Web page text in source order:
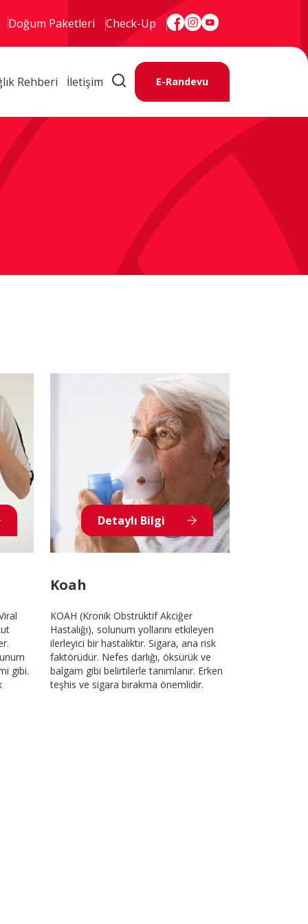
Doğum Paketleri Check-Up
Rehberi İletişim E-Randevu
Online Hizmetler
E-Randevu
E-Sonuç
Hasta Rehberi
Check Up Doğum Paketleri
0 (216) 397 5900
info@pendikyuzyilhastanesi.com
Fevzi Çakmak Mah, Tevfik İleri Cd.
No:105, 34890 Pendik/İstanbul
gibi.
Detaylı Bilgi
Koah
KOAH (Kronik Obstrüktif Akciğer
Hastalığı), solunum yollarını etkileyen
ilerleyici bir hastalıktır. Sigara, ana risk
faktörüdür. Nefes darlığı, öksürük ve
balgam gibi belirtilerle tanımlanır. Erken
teşhis ve sigara bırakma önemlidir.